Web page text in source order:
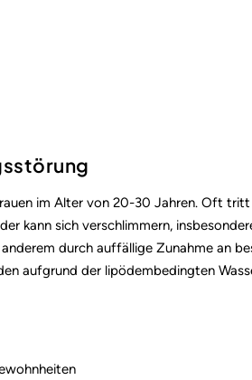
im Alter von 20-30 Jahren. Oft
kann sich verschlimmern,
durch auffällige Zunahme an
aufgrund der lipödembedingten